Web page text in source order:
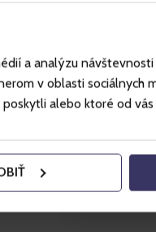
a analýzu
v oblasti sociálnych
alebo ktoré od